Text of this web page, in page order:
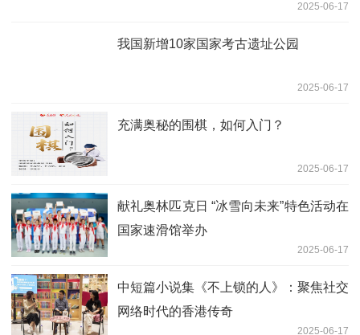
2025-06-17
我国新增10家国家考古遗址公园
2025-06-17
充满奥秘的围棋，如何入门？
2025-06-17
献礼奥林匹克日 “冰雪向未来”特色活动在
国家速滑馆举办
2025-06-17
中短篇小说集《不上锁的人》：聚焦社交
网络时代的香港传奇
2025-06-17